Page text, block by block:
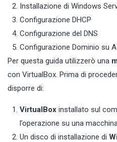
Installazione di Windows
Configurazione DHCP
Configurazione del DNS
Configurazione Dominio su
Per questa guida utilizzerò una
con VirtualBox. Prima di
disporre di:
VirtualBox installato sul
l’operazione su una
Un disco di installazione di